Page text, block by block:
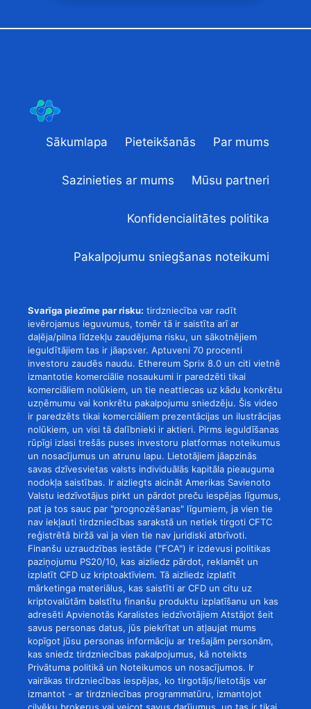
Sākumlapa Pieteikšanās Par mums
Sazinieties ar mums Mūsu partneri
Konfidencialitātes politika
Pakalpojumu sniegšanas noteikumi
Svarīga piezīme par risku: tirdzniecība var radīt
ievērojamus ieguvumus, tomēr tā ir saistīta arī ar
daļēja/pilna līdzekļu zaudējuma risku, un sākotnējiem
ieguldītājiem tas ir jāapsver. Aptuveni 70 procenti
investoru zaudēs naudu. Ethereum Sprix 8.0 un citi vietnē
izmantotie komerciālie nosaukumi ir paredzēti tikai
komerciāliem nolūkiem, un tie neattiecas uz kādu konkrētu
uzņēmumu vai konkrētu pakalpojumu sniedzēju. Šis video
ir paredzēts tikai komerciāliem prezentācijas un ilustrācijas
nolūkiem, un visi tā dalībnieki ir aktieri. Pirms ieguldīšanas
rūpīgi izlasi trešās puses investoru platformas noteikumus
un nosacījumus un atrunu lapu. Lietotājiem jāapzinās
savas dzīvesvietas valsts individuālās kapitāla pieauguma
nodokļa saistības. Ir aizliegts aicināt Amerikas Savienoto
Valstu iedzīvotājus pirkt un pārdot preču iespējas līgumus,
pat ja tos sauc par "prognozēšanas" līgumiem, ja vien tie
nav iekļauti tirdzniecības sarakstā un netiek tirgoti CFTC
reģistrētā biržā vai ja vien tie nav juridiski atbrīvoti.
Finanšu uzraudzības iestāde ("FCA") ir izdevusi politikas
paziņojumu PS20/10, kas aizliedz pārdot, reklamēt un
izplatīt CFD uz kriptoaktīviem. Tā aizliedz izplatīt
mārketinga materiālus, kas saistīti ar CFD un citu uz
kriptovalūtām balstītu finanšu produktu izplatīšanu un kas
adresēti Apvienotās Karalistes iedzīvotājiem Atstājot šeit
savus personas datus, jūs piekrītat un atļaujat mums
kopīgot jūsu personas informāciju ar trešajām personām,
kas sniedz tirdzniecības pakalpojumus, kā noteikts
Privātuma politikā un Noteikumos un nosacījumos. Ir
vairākas tirdzniecības iespējas, ko tirgotājs/lietotājs var
izmantot - ar tirdzniecības programmatūru, izmantojot